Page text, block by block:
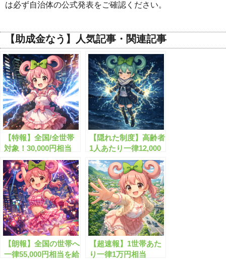
は必ず自治体の公式発表をご確認ください。
【助成金なう】人気記事・関連記事
【特報】全国/全世帯
対象！30,000円相当
の”電気代・ガス代支
援”が始まります！
【隠れた制度】高齢者
1人あたり一律12,000
円の”電気代給付
金”とは？！
【朗報】全国の世帯へ
一律55,000円相当を給
【超速報】1世帯あた
り一律1万円相当